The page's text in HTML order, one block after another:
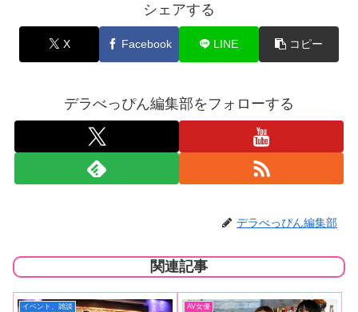
シェアする
X Facebook LINE コピー
デラべっぴん編集部をフォローする
デラべっぴん編集部
関連記事
イベント、雑談 AV女優